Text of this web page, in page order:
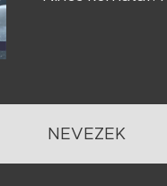
NEVEZEK